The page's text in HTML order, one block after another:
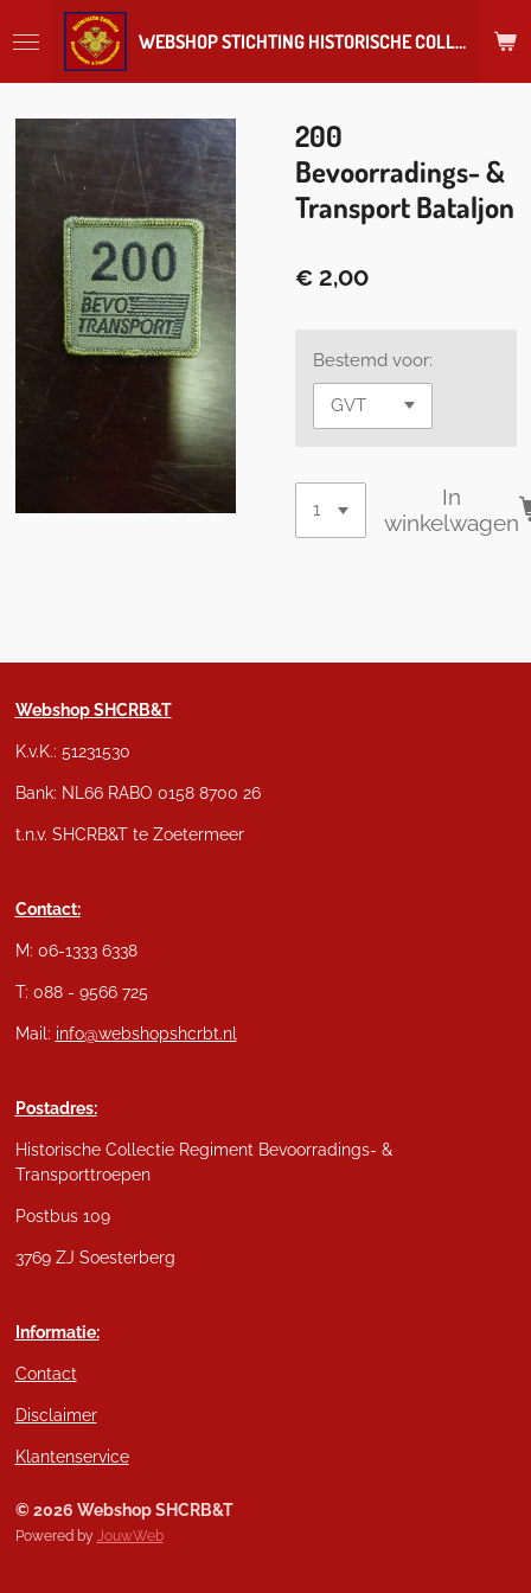
direct
hoofdinhoud
WEBSHOP STICHTING HISTORISCHE COLLECTIE REGIMENT
200
Bevoorradings- &
Transport Bataljon
€ 2,00
Bestemd voor:
In
winkelwagen
Webshop SHCRB&T
K.v.K.: 51231530
Bank: NL66 RABO 0158 8700 26
t.n.v. SHCRB&T te Zoetermeer
Contact:
M: 06-1333 6338
T: 088 - 9566 725
Mail: info@webshopshcrbt.nl
Postadres:
Historische Collectie Regiment Bevoorradings- &
Transporttroepen
Postbus 109
3769 ZJ Soesterberg
Informatie:
Contact
Disclaimer
Klantenservice
© 2026 Webshop SHCRB&T
Powered by JouwWeb